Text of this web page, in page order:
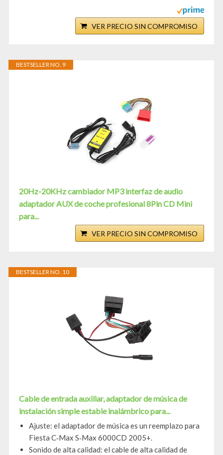
VER PRECIO SIN COMPROMISO
BESTSELLER NO. 9
20Hz-20KHz cambiador MP3 interfaz de audio
adaptador AUX de coche profesional 8Pin CD Mini
para...
VER PRECIO SIN COMPROMISO
BESTSELLER NO. 10
Cable de entrada auxiliar, adaptador de música de
instalación simple estable inalámbrico para...
Ajuste: el adaptador de música es un reemplazo para
Fiesta C‑Max S‑Max 6000CD 2005+.
Sonido de alta calidad: el cable de alta calidad de